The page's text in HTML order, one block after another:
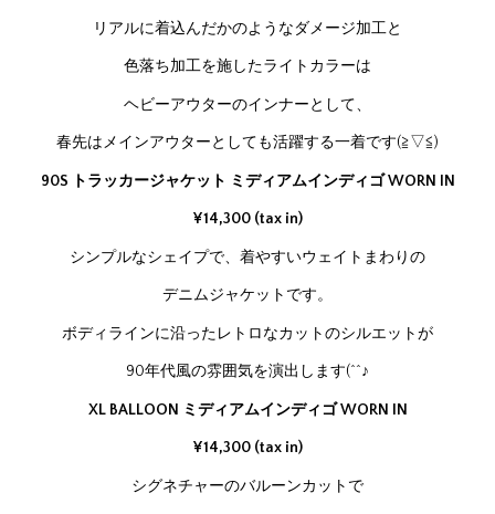
リアルに着込んだかのようなダメージ加工と
色落ち加工を施したライトカラーは
ヘビーアウターのインナーとして、
春先はメインアウターとしても活躍する一着です(≧▽≦)
90S トラッカージャケット ミディアムインディゴ WORN IN
¥14,300 (tax in)
シンプルなシェイプで、着やすいウェイトまわりの
デニムジャケットです。
ボディラインに沿ったレトロなカットのシルエットが
90年代風の雰囲気を演出します(^^♪
XL BALLOON ミディアムインディゴ WORN IN
¥14,300 (tax in)
シグネチャーのバルーンカットで